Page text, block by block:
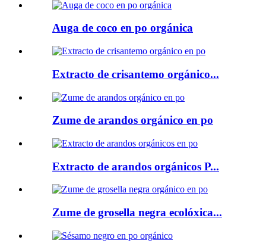
Auga de coco en po orgánica
Extracto de crisantemo orgánico...
Zume de arandos orgánico en po
Extracto de arandos orgánicos P...
Zume de grosella negra ecolóxica...